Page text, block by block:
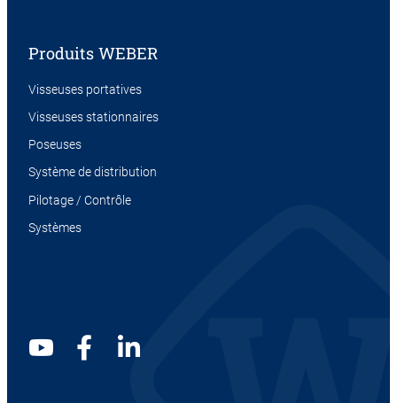
Produits WEBER
Visseuses portatives
Visseuses stationnaires
Poseuses
Système de distribution
Pilotage / Contrôle
Systèmes